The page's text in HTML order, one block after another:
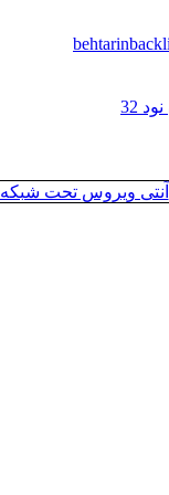
32
آنتی ویروس تحت شبکه